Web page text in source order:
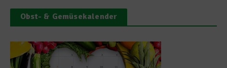
Obst- & Gemüsekalender